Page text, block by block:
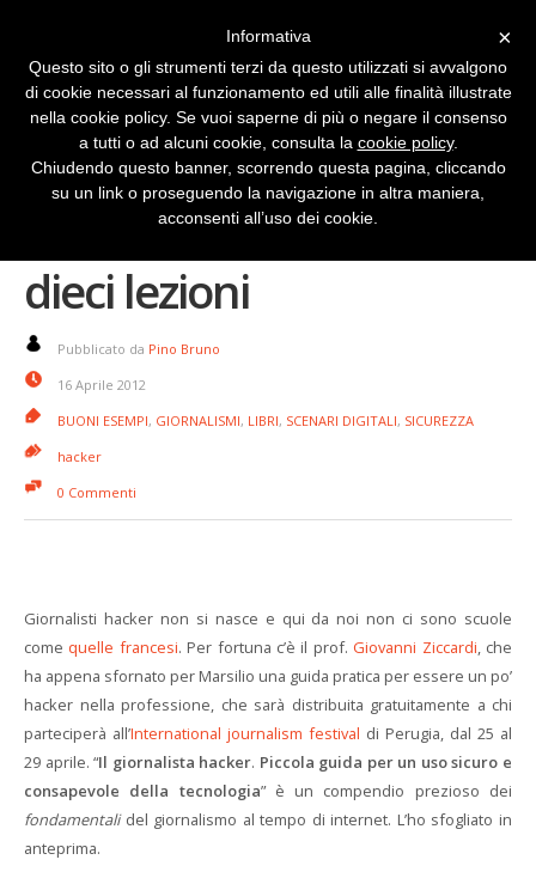
Il giornalista hacker in
dieci lezioni
Pubblicato da Pino Bruno
16 Aprile 2012
BUONI ESEMPI, GIORNALISMI, LIBRI, SCENARI DIGITALI, SICUREZZA
hacker
0 Commenti
Giornalisti hacker non si nasce e qui da noi non ci sono scuole
come quelle francesi. Per fortuna c’è il prof. Giovanni Ziccardi, che
ha appena sfornato per Marsilio una guida pratica per essere un po’
hacker nella professione, che sarà distribuita gratuitamente a chi
parteciperà all’International journalism festival di Perugia, dal 25 al
29 aprile. “Il giornalista hacker. Piccola guida per un uso sicuro e
consapevole della tecnologia” è un compendio prezioso dei
fondamentalidel giornalismo al tempo di internet. L’ho sfogliato in
anteprima.
×
Informativa
Questo sito o gli strumenti terzi da questo utilizzati si avvalgono
di cookie necessari al funzionamento ed utili alle finalità illustrate
nella cookie policy. Se vuoi saperne di più o negare il consenso
a tutti o ad alcuni cookie, consulta la cookie policy.
Chiudendo questo banner, scorrendo questa pagina, cliccando
su un link o proseguendo la navigazione in altra maniera,
acconsenti all’uso dei cookie.